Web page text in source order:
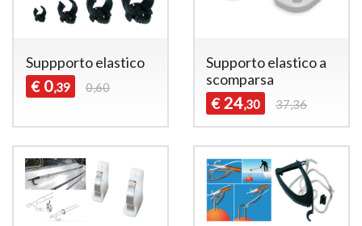
Suppporto elastico
€ 0,39 0,60
Supporto elastico a
scomparsa
€ 24,30 37,36